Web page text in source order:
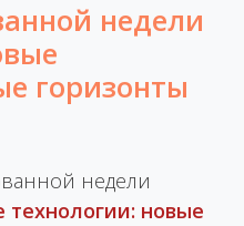
недели
горизонты
недели
новые